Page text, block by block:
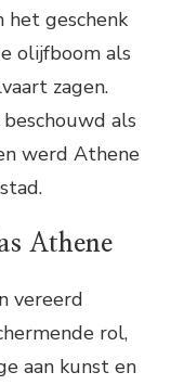
het geschenk
olijfboom als
zagen.
als
werd Athene
Athene
vereerd
rol,
aan kunst en